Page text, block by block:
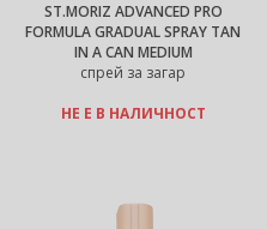
ST.MORIZ ADVANCED PRO
FORMULA GRADUAL SPRAY TAN
IN A CAN MEDIUM
спрей за загар
НЕ Е В НАЛИЧНОСТ